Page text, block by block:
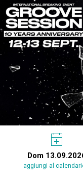
Dom
aggiungi al